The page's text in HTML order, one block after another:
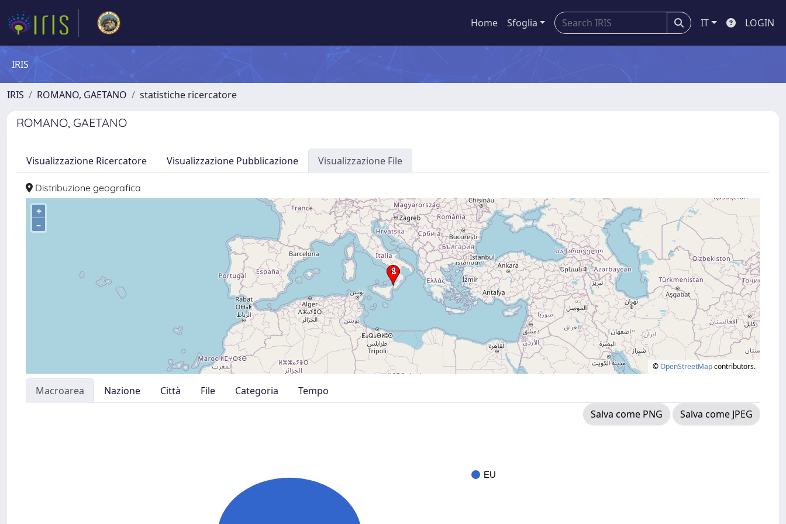
Home Sfoglia IT LOGIN
IRIS
IRIS ROMANO, GAETANO statistiche ricercatore
ROMANO, GAETANO
Visualizzazione Ricercatore Visualizzazione Pubblicazione Visualizzazione File
Distribuzione geografica
+
–
©OpenStreetMapcontributors.
Macroarea Nazione Città File Categoria
Tempo
Salva come PNG
Salva come JPEG
EU